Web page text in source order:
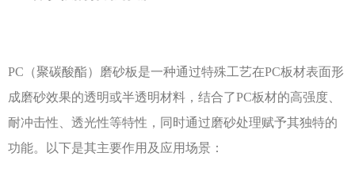
PC（聚碳酸酯）磨砂板是一种通过特殊工艺在PC板材表面形
成磨砂效果的透明或半透明材料，结合了PC板材的高强度、
耐冲击性、透光性等特性，同时通过磨砂处理赋予其独特的
功能。以下是其主要作用及应用场景：